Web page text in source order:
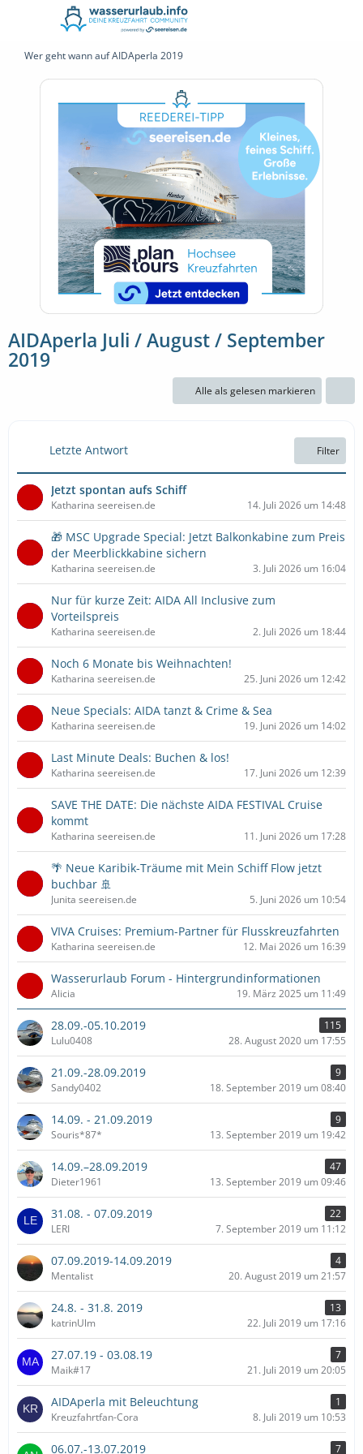
Wer geht wann auf AIDAperla 2019
AIDAperla Juli / August / September
2019
Alle als gelesen markieren
Letzte Antwort Filter
Jetzt spontan aufs Schiff
Katharina seereisen.de 14. Juli 2026 um 14:48
🎁 MSC Upgrade Special: Jetzt Balkonkabine zum Preis
der Meerblickkabine sichern
Katharina seereisen.de 3. Juli 2026 um 16:04
Nur für kurze Zeit: AIDA All Inclusive zum
Vorteilspreis
Katharina seereisen.de 2. Juli 2026 um 18:44
Noch 6 Monate bis Weihnachten!
Katharina seereisen.de 25. Juni 2026 um 12:42
Neue Specials: AIDA tanzt & Crime & Sea
Katharina seereisen.de 19. Juni 2026 um 14:02
Last Minute Deals: Buchen & los!
Katharina seereisen.de 17. Juni 2026 um 12:39
SAVE THE DATE: Die nächste AIDA FESTIVAL Cruise
kommt
Katharina seereisen.de 11. Juni 2026 um 17:28
🌴 Neue Karibik-Träume mit Mein Schiff Flow jetzt
buchbar 🚢
Junita seereisen.de 5. Juni 2026 um 10:54
VIVA Cruises: Premium-Partner für Flusskreuzfahrten
Katharina seereisen.de 12. Mai 2026 um 16:39
Wasserurlaub Forum - Hintergrundinformationen
Alicia 19. März 2025 um 11:49
28.09.-05.10.2019
115
Lulu0408
28. August 2020 um 17:55
21.09.-28.09.2019
9
Sandy0402
18. September 2019 um 08:40
14.09. - 21.09.2019
9
Souris*87*
13. September 2019 um 19:42
14.09.–28.09.2019
47
Dieter1961
13. September 2019 um 09:46
31.08. - 07.09.2019
22
LERI
7. September 2019 um 11:12
07.09.2019-14.09.2019
4
Mentalist
20. August 2019 um 21:57
24.8. - 31.8. 2019
13
katrinUlm
22. Juli 2019 um 17:16
27.07.19 - 03.08.19
7
Maik#17
21. Juli 2019 um 20:05
AIDAperla mit Beleuchtung
1
Kreuzfahrtfan-Cora
8. Juli 2019 um 10:53
06.07.-13.07.2019 7